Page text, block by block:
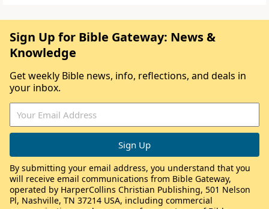
Sign Up for Bible Gateway: News &
Knowledge
Get weekly Bible news, info, reflections, and deals in
your inbox.
By submitting your email address, you understand that you
will receive email communications from Bible Gateway,
operated by HarperCollins Christian Publishing, 501 Nelson
Pl, Nashville, TN 37214 USA, including commercial